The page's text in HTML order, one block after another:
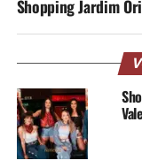
Shopping Jardim